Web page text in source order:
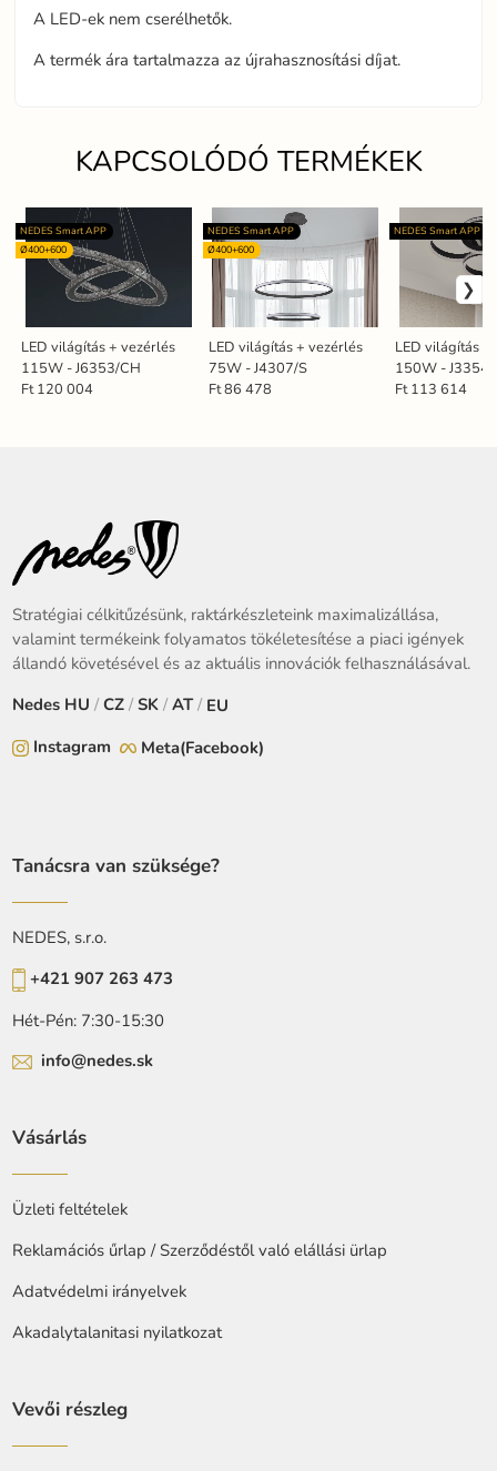
A LED-ek nem cserélhetők.
A termék ára tartalmazza az újrahasznosítási díjat.
KAPCSOLÓDÓ TERMÉKEK
LED világítás + vezérlés
115W - J6353/CH
NEDES Smart APP
Ø400+600
Ft 120 004
LED világítás + vezérlés
75W - J4307/S
NEDES Smart APP
Ø400+600
Ft 86 478
LED világítás +
150W -
NEDES Smart APP
Ft 113 614
Stratégiai célkitűzésünk, raktárkészleteink maximalizállása,
valamint termékeink folyamatos tökéletesítése a piaci igények
állandó követésével és az aktuális innovációk felhasználásával.
Nedes HU /CZ /SK / AT/ EU
Instagram
Meta(Facebook)
Tanácsra van szüksége?
NEDES, s.r.o.
+421 907 263 473
Hét-Pén: 7:30-15:30
info@nedes.sk
Vásárlás
Üzleti feltételek
Reklamációs űrlap / Szerződéstől való elállási ürlap
Adatvédelmi irányelvek
Akadalytalanitasi nyilatkozat
Vevői részleg